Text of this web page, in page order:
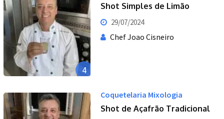
4
Shot Simples de Limão
29/07/2024
Chef Joao Cisneiro
Coquetelaria Mixologia
Shot de Açafrão Tradicional